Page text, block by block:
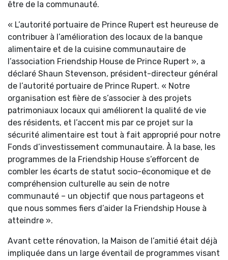
être de la communauté.
« L’autorité portuaire de Prince Rupert est heureuse de
contribuer à l’amélioration des locaux de la banque
alimentaire et de la cuisine communautaire de
l’association Friendship House de Prince Rupert », a
déclaré Shaun Stevenson, président-directeur général
de l’autorité portuaire de Prince Rupert. « Notre
organisation est fière de s’associer à des projets
patrimoniaux locaux qui améliorent la qualité de vie
des résidents, et l’accent mis par ce projet sur la
sécurité alimentaire est tout à fait approprié pour notre
Fonds d’investissement communautaire. À la base, les
programmes de la Friendship House s’efforcent de
combler les écarts de statut socio-économique et de
compréhension culturelle au sein de notre
communauté – un objectif que nous partageons et
que nous sommes fiers d’aider la Friendship House à
atteindre ».
Avant cette rénovation, la Maison de l’amitié était déjà
impliquée dans un large éventail de programmes visant